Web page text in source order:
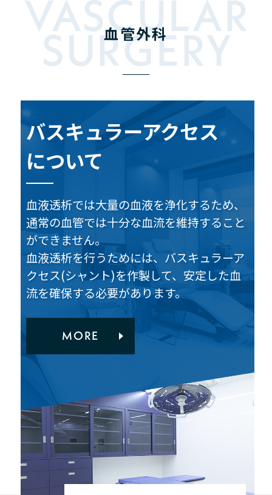
血管外科
VASCULAR
SURGERY
バスキュラーアクセス
について
血液透析では大量の血液を浄化するため、
通常の血管では十分な血流を維持すること
ができません。
血液透析を行うためには、バスキュラーア
クセス(シャント)を作製して、安定した血
流を確保する必要があります。
MORE